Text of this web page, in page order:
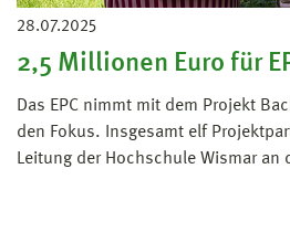
28.07.2025
2,5 Millionen Euro für
Das EPC nimmt mit dem Projekt
den Fokus. Insgesamt elf
Leitung der Hochschule Wismar an